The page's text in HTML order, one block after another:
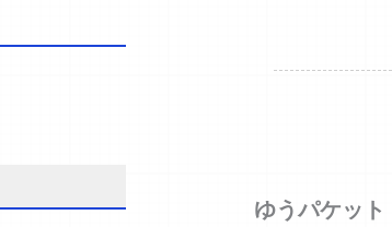
ゆうパケット